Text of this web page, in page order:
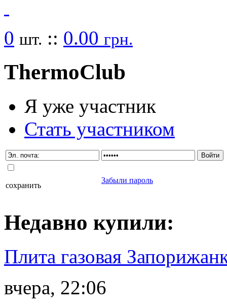
0 шт. :: 0.00 грн.
ThermoClub
Я уже участник
Стать участником
сохранить
Забыли пароль
Недавно купили:
Плита газовая
вчера, 22:06